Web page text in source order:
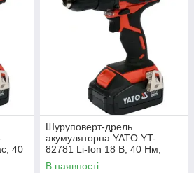
40
Шуруповерт-дрель
акумуляторна YATO YT-
82781 Li-Ion 18 В, 40 Нм,
he13 мм без акумулятора
В наявності